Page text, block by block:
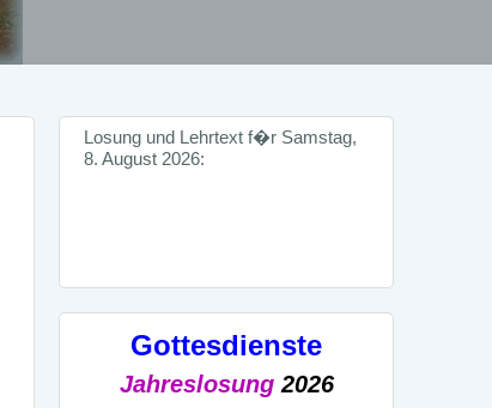
Losung und Lehrtext f�r Samstag,
8. August 2026:
Gottesdienste
Jahreslosung2026